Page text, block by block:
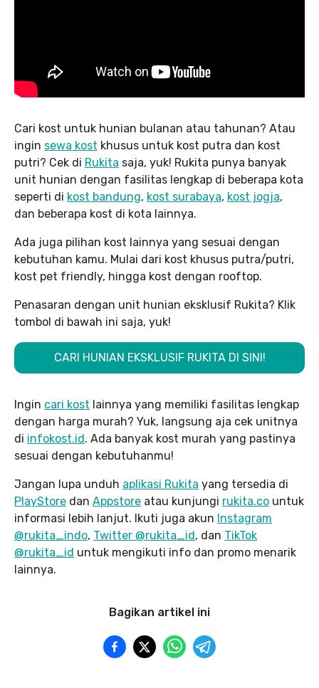
Cari kost untuk hunian bulanan atau tahunan? Atau
ingin sewa kost khusus untuk kost putra dan kost
putri? Cek di Rukita saja, yuk! Rukita punya banyak
unit hunian dengan fasilitas lengkap di beberapa kota
seperti di kost bandung, kost surabaya, kost jogja,
dan beberapa kost di kota lainnya.
Ada juga pilihan kost lainnya yang sesuai dengan
kebutuhan kamu. Mulai dari kost khusus putra/putri,
kost pet friendly, hingga kost dengan rooftop.
Penasaran dengan unit hunian eksklusif Rukita? Klik
tombol di bawah ini saja, yuk!
CARI HUNIAN EKSKLUSIF RUKITA DI SINI!
Ingin cari kost lainnya yang memiliki fasilitas lengkap
dengan harga murah? Yuk, langsung aja cek unitnya
di infokost.id . Ada banyak kost murah yang pastinya
sesuai dengan kebutuhanmu!
Jangan lupa unduh aplikasi Rukita yang tersedia di
PlayStore dan Appstore atau kunjungi rukita.co untuk
informasi lebih lanjut. Ikuti juga akun Instagram
@rukita_indo, Twitter @rukita_id , dan TikTok
@rukita_id untuk mengikuti info dan promo menarik
lainnya.
Bagikan artikel ini